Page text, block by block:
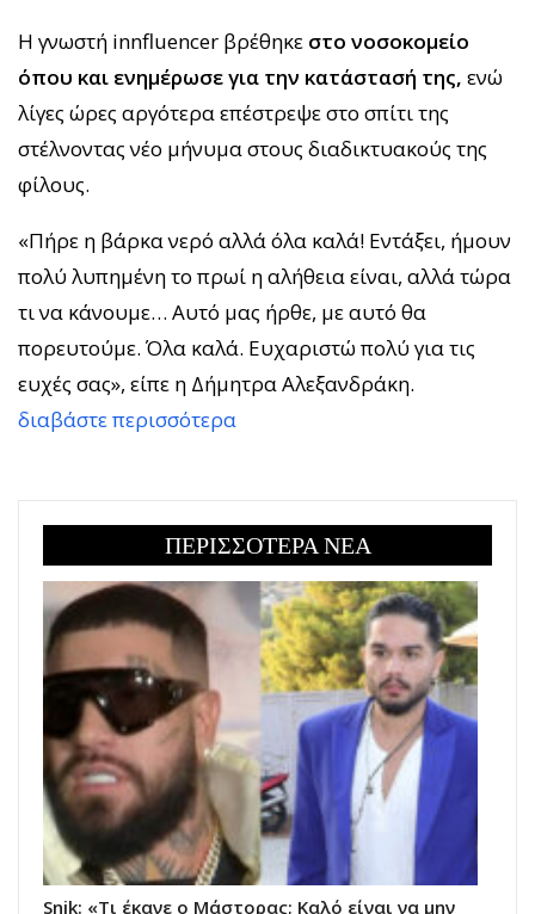
Η γνωστή innfluencer βρέθηκε στο νοσοκομείο
όπου και ενημέρωσε για την κατάστασή της, ενώ
λίγες ώρες αργότερα επέστρεψε στο σπίτι της
στέλνοντας νέο μήνυμα στους διαδικτυακούς της
φίλους.
«Πήρε η βάρκα νερό αλλά όλα καλά! Εντάξει, ήμουν
πολύ λυπημένη το πρωί η αλήθεια είναι, αλλά τώρα
τι να κάνουμε… Αυτό μας ήρθε, με αυτό θα
πορευτούμε. Όλα καλά. Ευχαριστώ πολύ για τις
ευχές σας», είπε η Δήμητρα Αλεξανδράκη.
διαβάστε περισσότερα
ΠΕΡΙΣΣΟΤΕΡΑ ΝΕΑ
Snik: «Τι έκανε ο Μάστορας; Καλό είναι να μην